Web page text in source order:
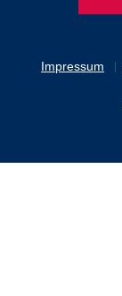
Impressum